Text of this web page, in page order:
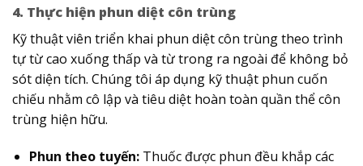
4. Thực hiện phun diệt côn trùng
Kỹ thuật viên triển khai phun diệt côn trùng​ theo trình
tự từ cao xuống thấp và từ trong ra ngoài để không bỏ
sót diện tích. Chúng tôi áp dụng kỹ thuật phun cuốn
chiếu nhằm cô lập và tiêu diệt hoàn toàn quần thể côn
trùng hiện hữu.
Phun theo tuyến:Thuốc được phun đều khắp các